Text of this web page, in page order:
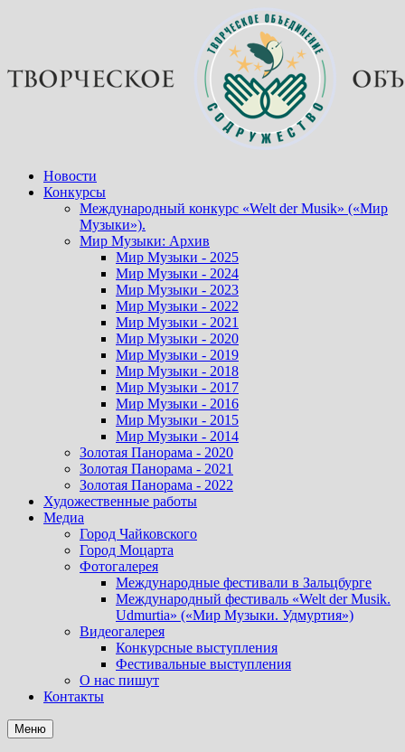
Новости
Конкурсы
Международный конкурс «Welt der Musik» («Мир
Музыки»).
Мир Музыки: Архив
Мир Музыки - 2025
Мир Музыки - 2024
Мир Музыки - 2023
Мир Музыки - 2022
Мир Музыки - 2021
Мир Музыки - 2020
Мир Музыки - 2019
Мир Музыки - 2018
Мир Музыки - 2017
Мир Музыки - 2016
Мир Музыки - 2015
Мир Музыки - 2014
Золотая Панорама - 2020
Золотая Панорама - 2021
Золотая Панорама - 2022
Художественные работы
Медиа
Город Чайковского
Город Моцарта
Фотогалерея
Международные фестивали в Зальцбурге
Международный фестиваль «Welt der Musik.
Udmurtia» («Мир Музыки. Удмуртия»)
Видеогалерея
Конкурсные выступления
Фестивальные выступления
О нас пишут
Контакты
Меню